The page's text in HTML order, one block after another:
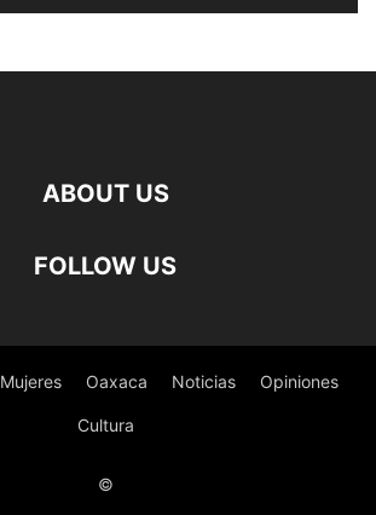
ABOUT US
FOLLOW US
Mujeres Oaxaca Noticias Opiniones
Cultura
©